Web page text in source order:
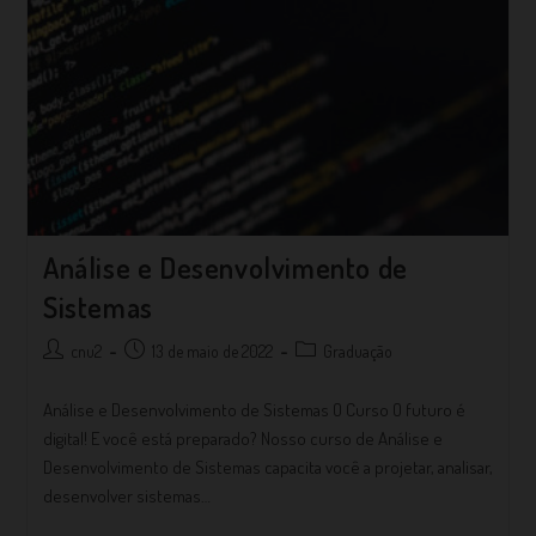
Análise e Desenvolvimento de
Sistemas
cnu2 13 de maio de 2022 Graduação
Análise e Desenvolvimento de Sistemas O Curso O futuro é
digital! E você está preparado? Nosso curso de Análise e
Desenvolvimento de Sistemas capacita você a projetar, analisar,
desenvolver sistemas…